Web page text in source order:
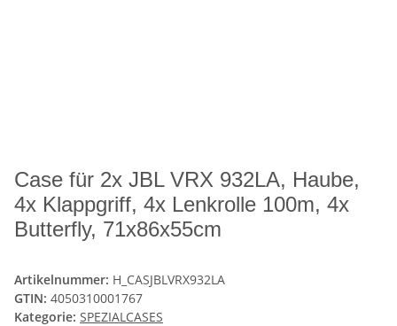
Case für 2x JBL VRX 932LA, Haube,
4x Klappgriff, 4x Lenkrolle 100m, 4x
Butterfly, 71x86x55cm
Artikelnummer: H_CASJBLVRX932LA
GTIN: 4050310001767
Kategorie: SPEZIALCASES